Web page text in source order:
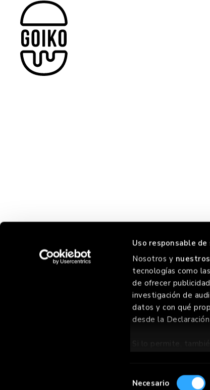
Uso responsable de
Nosotros y
tecnologías como
de ofrecer
investigación de
datos y con qué
desde la
Si lo permite,
Identificar su
Necesario